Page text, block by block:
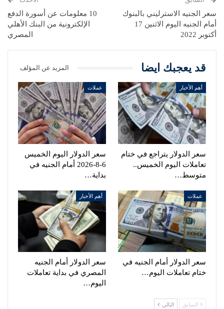
سعر الجنيه الاسترليني بالبنوك
أكتوبر 2022
10 معلومات عن أسورة الدفع
الإلكترونية من البنك الأهلي
المصري
قد يعجبك ايضا المزيد عن المؤلف
أهم الأخبار
سعر الدولار يتراجع في ختام
تعاملات اليوم الخميس..
متوسط…
عملات
سعر الدولار اليوم الخميس
6-8-2026 أمام الجنيه في
بداية…
عملات
سعر الدولار أمام الجنيه في
ختام تعاملات اليوم…
أهم الأخبار
سعر الدولار أمام الجنيه
المصري في بداية تعاملات
اليوم…
السابق التالي